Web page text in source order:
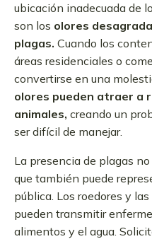
ubicación inadecuada de
son los olores
plagas. Cuando los
áreas residenciales o
convertirse en una
olores pueden atraer a
animales, creando un
ser difícil de manejar.
La presencia de plagas
que también puede
pública. Los roedores y
pueden transmitir
alimentos y el agua.